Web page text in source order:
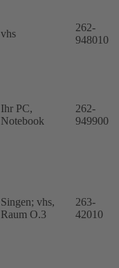
vhs
262-
948010
Ihr PC,
Notebook
262-
949900
Singen; vhs,
Raum O.3
263-
42010